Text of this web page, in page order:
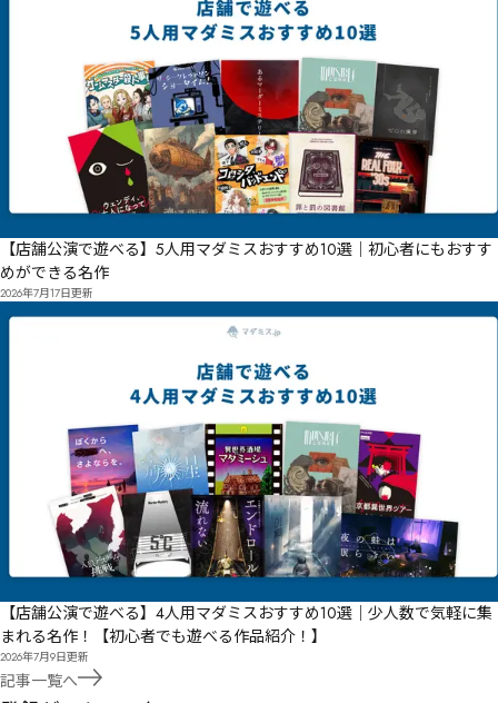
【店舗公演で遊べる】5人用マダミスおすすめ10選｜初心者にもおすす
めができる名作
2026年7月17日更新
【店舗公演で遊べる】4人用マダミスおすすめ10選｜少人数で気軽に集
まれる名作！【初心者でも遊べる作品紹介！】
2026年7月9日更新
記事一覧へ